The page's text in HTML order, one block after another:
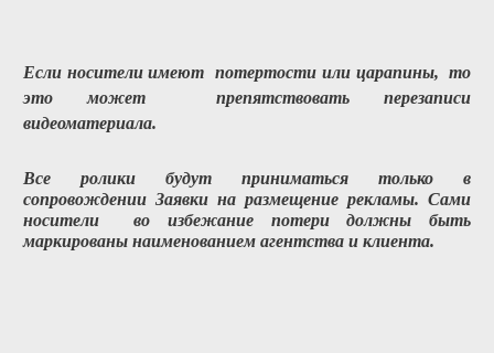
Если носители имеют потертости или царапины, то
это может препятствовать перезаписи
видеоматериала.
Все ролики будут приниматься только в
сопровождении Заявки на размещение рекламы. Сами
носители во избежание потери должны быть
маркированы наименованием агентства и клиента.